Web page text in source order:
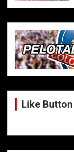
Like Button